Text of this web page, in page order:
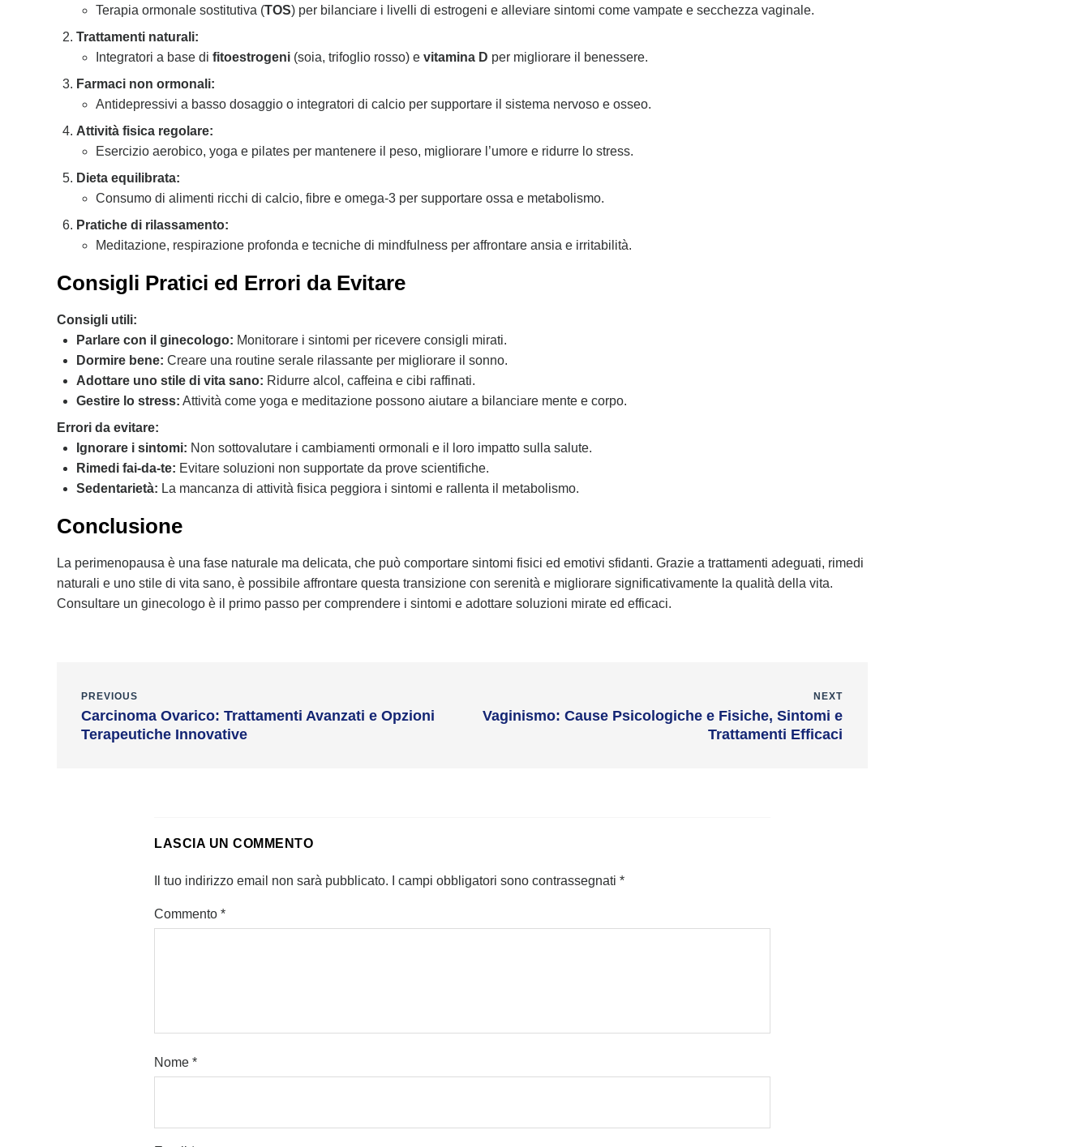
Terapia ormonale sostitutiva (TOS) per bilanciare i livelli di estrogeni e alleviare sintomi come vampate e secchezza vaginale.
Trattamenti naturali:
Integratori a base di fitoestrogeni (soia, trifoglio rosso) e vitamina D per migliorare il benessere.
Farmaci non ormonali:
Antidepressivi a basso dosaggio o integratori di calcio per supportare il sistema nervoso e osseo.
Attività fisica regolare:
Esercizio aerobico, yoga e pilates per mantenere il peso, migliorare l’umore e ridurre lo stress.
Dieta equilibrata:
Consumo di alimenti ricchi di calcio, fibre e omega-3 per supportare ossa e metabolismo.
Pratiche di rilassamento:
Meditazione, respirazione profonda e tecniche di mindfulness per affrontare ansia e irritabilità.
Consigli Pratici ed Errori da Evitare
Consigli utili:
Parlare con il ginecologo: Monitorare i sintomi per ricevere consigli mirati.
Dormire bene: Creare una routine serale rilassante per migliorare il sonno.
Adottare uno stile di vita sano: Ridurre alcol, caffeina e cibi raffinati.
Gestire lo stress: Attività come yoga e meditazione possono aiutare a bilanciare mente e corpo.
Errori da evitare:
Ignorare i sintomi: Non sottovalutare i cambiamenti ormonali e il loro impatto sulla salute.
Rimedi fai-da-te: Evitare soluzioni non supportate da prove scientifiche.
Sedentarietà: La mancanza di attività fisica peggiora i sintomi e rallenta il metabolismo.
Conclusione
La perimenopausa è una fase naturale ma delicata, che può comportare sintomi fisici ed emotivi sfidanti. Grazie a trattamenti adeguati, rimedi
naturali e uno stile di vita sano, è possibile affrontare questa transizione con serenità e migliorare significativamente la qualità della vita.
Consultare un ginecologo è il primo passo per comprendere i sintomi e adottare soluzioni mirate ed efficaci.
PREVIOUS
Carcinoma Ovarico: Trattamenti Avanzati e Opzioni
Terapeutiche Innovative
NEXT
Vaginismo: Cause Psicologiche e Fisiche, Sintomi e
Trattamenti Efficaci
LASCIA UN COMMENTO
Il tuo indirizzo email non sarà pubblicato. I campi obbligatori sono contrassegnati *
Commento *
Nome *